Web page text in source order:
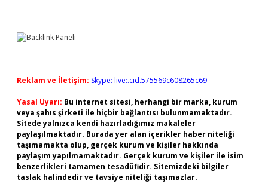
Reklam ve İletişim: Skype: live:.cid.575569c608265c69
Yasal Uyarı: Bu internet sitesi, herhangi bir marka, kurum
veya şahıs şirketi ile hiçbir bağlantısı bulunmamaktadır.
Sitede yalnızca kendi hazırladığımız makaleler
paylaşılmaktadır. Burada yer alan içerikler haber niteliği
taşımamakta olup, gerçek kurum ve kişiler hakkında
paylaşım yapılmamaktadır. Gerçek kurum ve kişiler ile isim
benzerlikleri tamamen tesadüfidir. Sitemizdeki bilgiler
taslak halindedir ve tavsiye niteliği taşımazlar.